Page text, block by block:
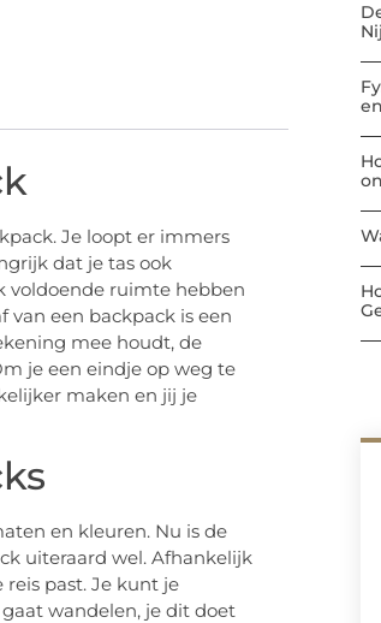
Je loopt er immers
dat je tas ook
voldoende ruimte hebben
van een backpack is een
mee houdt, de
je een eindje op weg te
maken en jij je
en kleuren. Nu is de
uiteraard wel. Afhankelijk
past. Je kunt je
wandelen, je dit doet